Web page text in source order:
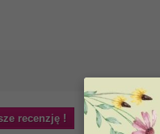
recenzję !